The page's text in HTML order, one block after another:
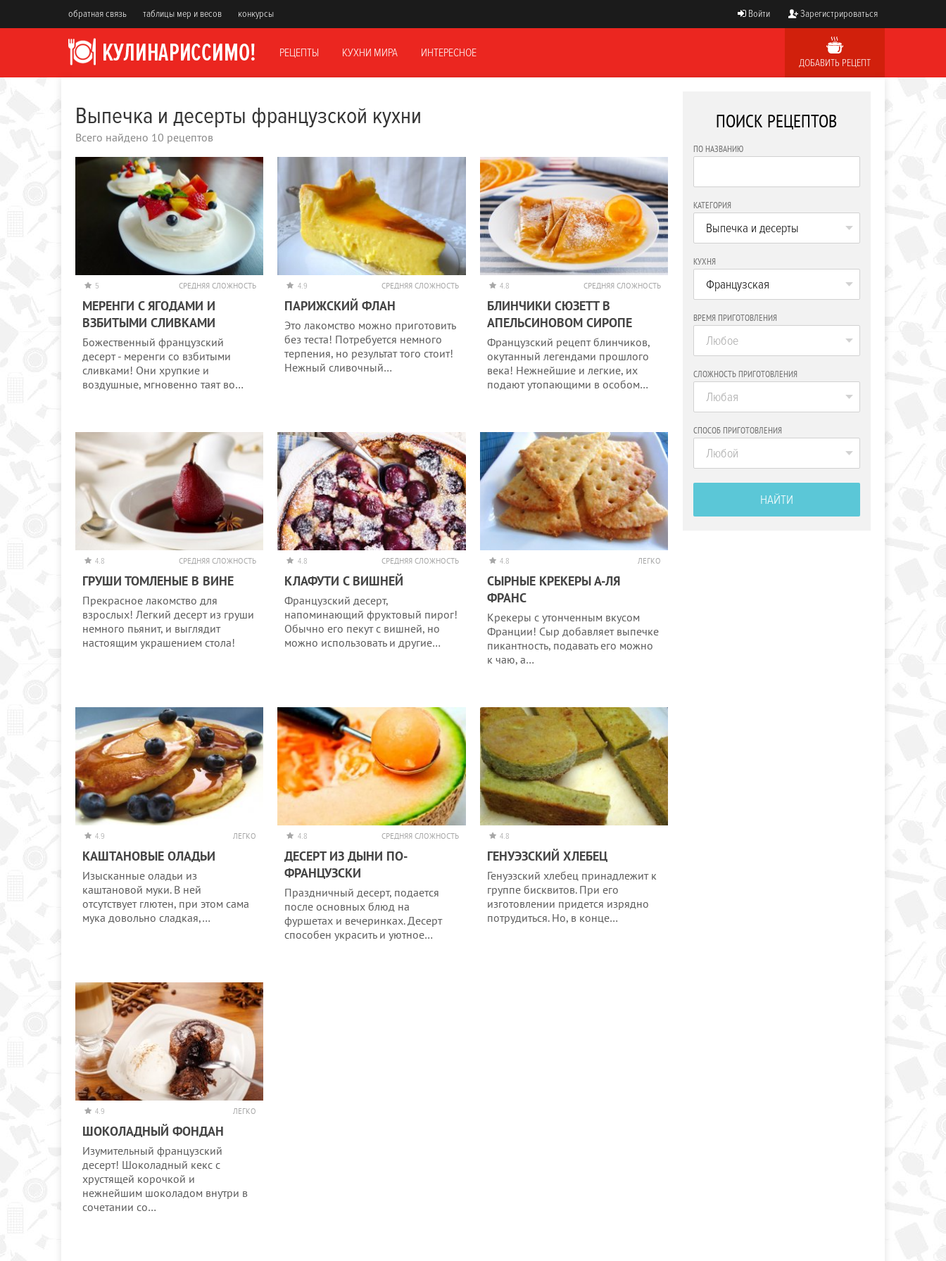
обратная связь таблицы мер и весов конкурсы Войти Зарегистрироваться
РЕЦЕПТЫ КУХНИ МИРА ИНТЕРЕСНОЕ
ДОБАВИТЬ РЕЦЕПТ
Выпечка и десерты французской кухни
Всего найдено 10 рецептов
5 СРЕДНЯЯ СЛОЖНОСТЬ
МЕРЕНГИ С ЯГОДАМИ И
ВЗБИТЫМИ СЛИВКАМИ
Божественный французский
десерт - меренги со взбитыми
сливками! Они хрупкие и
воздушные, мгновенно таят во…
4.9 СРЕДНЯЯ СЛОЖНОСТЬ
ПАРИЖСКИЙ ФЛАН
Это лакомство можно приготовить
без теста! Потребуется немного
терпения, но результат того стоит!
Нежный сливочный…
4.8 СРЕДНЯЯ СЛОЖНОСТЬ
БЛИНЧИКИ СЮЗЕТТ В
АПЕЛЬСИНОВОМ СИРОПЕ
Французский рецепт блинчиков,
окутанный легендами прошлого
века! Нежнейшие и легкие, их
подают утопающими в особом…
4.8 СРЕДНЯЯ СЛОЖНОСТЬ
ГРУШИ ТОМЛЕНЫЕ В ВИНЕ
Прекрасное лакомство для
взрослых! Легкий десерт из груши
немного пьянит, и выглядит
настоящим украшением стола!
4.8 СРЕДНЯЯ СЛОЖНОСТЬ
КЛАФУТИ С ВИШНЕЙ
Французский десерт,
напоминающий фруктовый пирог!
Обычно его пекут с вишней, но
можно использовать и другие…
4.8 ЛЕГКО
СЫРНЫЕ КРЕКЕРЫ А-ЛЯ
ФРАНС
Крекеры с утонченным вкусом
Франции! Сыр добавляет выпечке
пикантность, подавать его можно
к чаю, а…
4.9 ЛЕГКО
КАШТАНОВЫЕ ОЛАДЬИ
Изысканные оладьи из
каштановой муки. В ней
отсутствует глютен, при этом сама
мука довольно сладкая,…
4.8 СРЕДНЯЯ СЛОЖНОСТЬ
ДЕСЕРТ ИЗ ДЫНИ ПО-
ФРАНЦУЗСКИ
Праздничный десерт, подается
после основных блюд на
фуршетах и вечеринках. Десерт
способен украсить и уютное…
4.8
ГЕНУЭЗСКИЙ ХЛЕБЕЦ
Генуэзский хлебец принадлежит к
группе бисквитов. При его
изготовлении придется изрядно
потрудиться. Но, в конце…
4.9 ЛЕГКО
ШОКОЛАДНЫЙ ФОНДАН
Изумительный французский
десерт! Шоколадный кекс с
хрустящей корочкой и
нежнейшим шоколадом внутри в
сочетании со…
ПОИСК РЕЦЕПТОВ
ПО НАЗВАНИЮ
КАТЕГОРИЯ
Выпечка и десерты
КУХНЯ
Французская
ВРЕМЯ ПРИГОТОВЛЕНИЯ
Любое
СЛОЖНОСТЬ ПРИГОТОВЛЕНИЯ
Любая
СПОСОБ ПРИГОТОВЛЕНИЯ
Любой
НАЙТИ